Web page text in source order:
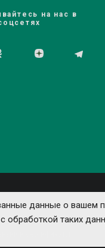
на нас в
данные о
обработкой таких